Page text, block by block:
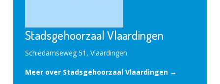
Stadsgehoorzaal Vlaardingen
Schiedamseweg 51, Vlaardingen
Meer over Stadsgehoorzaal Vlaardingen →